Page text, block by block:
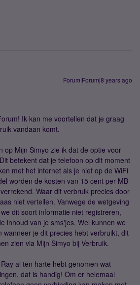
Forum|Forum|8 years ago
Ik kan me voortellen dat je graag
vandaan komt.
op Mijn Simyo zie ik dat de optie voor
betekent dat je telefoon op dit moment
met het internet als je niet op de WiFi
worden de kosten van 15 cent per MB
Waar dit verbruik precies door
niet vertellen. Vanwege de wetgeving
dit soort informatie niet registreren,
inhoud van je sms'jes. Wel kunnen we
wanneer je dit precies hebt verbruikt, dit
zien via Mijn Simyo bij Verbruik.
al ten harte hebt genomen wat
dat is handig! Om er helemaal